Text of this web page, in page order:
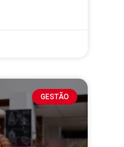
GESTÃO